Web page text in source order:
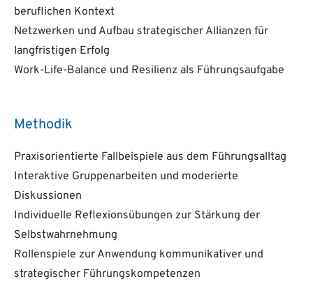
beruflichen Kontext
Netzwerken und Aufbau strategischer Allianzen für
langfristigen Erfolg
Work-Life-Balance und Resilienz als Führungsaufgabe
Methodik
Praxisorientierte Fallbeispiele aus dem Führungsalltag
Interaktive Gruppenarbeiten und moderierte
Diskussionen
Individuelle Reflexionsübungen zur Stärkung der
Selbstwahrnehmung
Rollenspiele zur Anwendung kommunikativer und
strategischer Führungskompetenzen